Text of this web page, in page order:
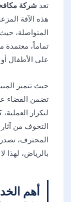
تعد شركة
هذه الآفة
المتواصلة،
تماماً، معتمدة
على الأطفال
حيث تتميز
تضمن القضاء
لتكرار
التخوف من
المحترف،
بالرياض، لهذا
أهم